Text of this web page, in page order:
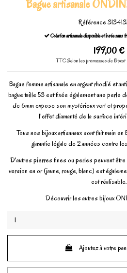
Bague artisanale
Référence
Création artisanale disponible et livrée sans
199,00 €
TTCSelon les promesses de Bpost
Bague femme artisanale en argent rhodié et
bague taille 53 est fixée également une perle
de 6mm expose son mystérieux vert et
l'effet diamanté de la surface
Tous nos bijoux artisanaux sont fait main
garantie légale de 2 années contre
D'autres pierres fines ou perles peuvent
version en or (jaune, rouge, blanc) est
est réalisable.
Découvrir les autres bijoux
Ajoutez à votre